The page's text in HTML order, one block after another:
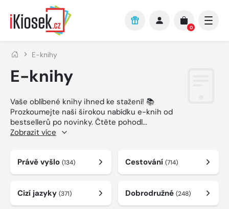
Přejít na hlavní obsah
0
E-knihy
E-knihy
Vaše oblíbené knihy ihned ke stažení! 📚
Prozkoumejte naši širokou nabídku e-knih od
bestsellerů po novinky. Čtěte pohodl...
Zobrazit více
Právě vyšlo (134) Cestování (714)
Cizí jazyky (371) Dobrodružné (248)